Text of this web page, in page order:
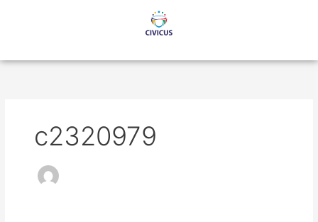
c2320979